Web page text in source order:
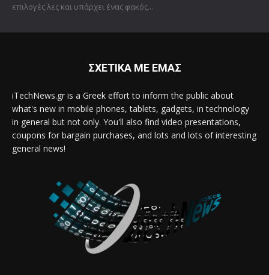
επιλογές λες και υπάρχει ένας φακός...
ΣΧΕΤΙΚΑ ΜΕ ΕΜΑΣ
iTechNews.gr is a Greek effort to inform the public about
what's new in mobile phones, tablets, gadgets, in technology
in general but not only. You'll also find video presentations,
coupons for bargain purchases, and lots and lots of interesting
general news!